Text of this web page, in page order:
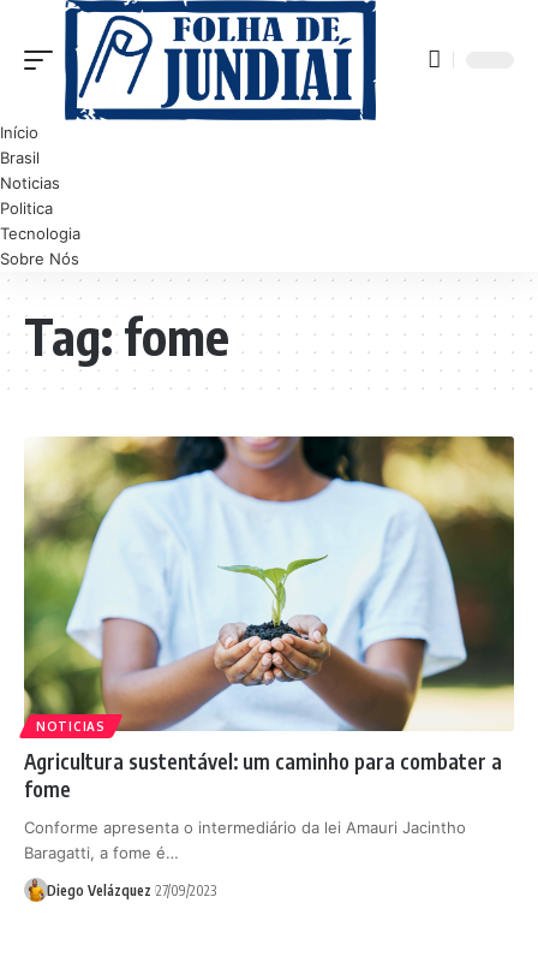
Início
Brasil
Noticias
Politica
Tecnologia
Sobre Nós
Tag:fome
NOTICIAS
Agricultura sustentável: um caminho para combater a
fome
Conforme apresenta o intermediário da lei Amauri Jacintho
Baragatti, a fome é…
Diego Velázquez 27/09/2023